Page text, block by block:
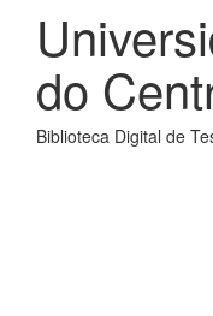
do
Biblioteca Digital de